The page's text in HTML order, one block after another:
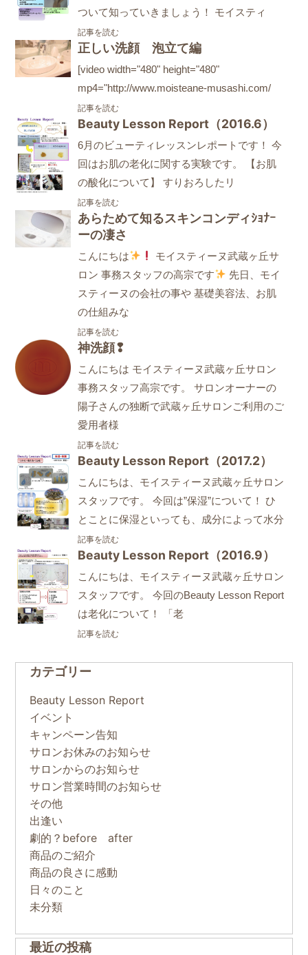
ついて知っていきましょう！ モイスティ
記事を読む
正しい洗顔 泡立て編
[video width="480" height="480"
mp4="http://www.moisteane-musashi.com/
記事を読む
Beauty Lesson Report（2016.6）
6月のビューティレッスンレポートです！ 今
回はお肌の老化に関する実験です。 【お肌
の酸化について】 すりおろしたリ
記事を読む
あらためて知るスキンコンディｼｮﾅｰ
ーの凄さ
こんにちは
モイスティーヌ武蔵ヶ丘サ
ロン 事務スタッフの高宗です
先日、モイ
スティーヌの会社の事や 基礎美容法、お肌
の仕組みな
記事を読む
神洗顔❢
こんにちは モイスティーヌ武蔵ヶ丘サロン
事務スタッフ高宗です。 サロンオーナーの
陽子さんの独断で武蔵ヶ丘サロンご利用のご
愛用者様
記事を読む
Beauty Lesson Report（2017.2）
こんにちは、モイスティーヌ武蔵ヶ丘サロン
スタッフです。 今回は”保湿”について！ ひ
とことに保湿といっても、成分によって水分
記事を読む
Beauty Lesson Report（2016.9）
こんにちは、モイスティーヌ武蔵ヶ丘サロン
スタッフです。 今回のBeauty Lesson Report
は老化について！ 「老
記事を読む
カテゴリー
Beauty Lesson Report
イベント
キャンペーン告知
サロンお休みのお知らせ
サロンからのお知らせ
サロン営業時間のお知らせ
その他
出逢い
劇的？before after
商品のご紹介
商品の良さに感動
日々のこと
未分類
最近の投稿